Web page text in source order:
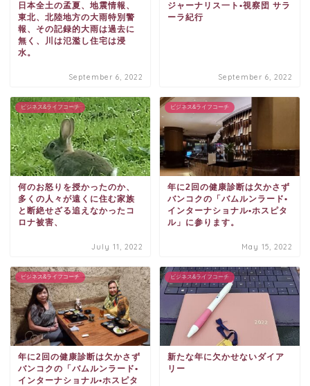
日本全土の孟夏、地震情報、
東北、北陸地方の大雨特別警
報、その記録的大雨は過去に
無く、川は氾濫し住宅は浸
水。
September 6, 2022
ジャーナリス一ト•視察団 サラ
ーラ紀行
September 6, 2022
ビジネス&ライフコーチ
何のお怒りを授かったのか、
多くの人々が遠くに住む家族
と断絶せざる追えなかったコ
ロナ被害、
July 11, 2022
ビジネス&ライフコーチ
年に2回の健康診断は欠かさず
バンコクの「バムルンラード•
インターナショナル•ホスピタ
ル」に参ります。
May 15, 2022
ビジネス&ライフコーチ
年に2回の健康診断は欠かさず
バンコクの「バムルンラード•
インターナショナル•ホスピタ
ビジネス&ライフコーチ
新たな年に欠かせないダイア
リー